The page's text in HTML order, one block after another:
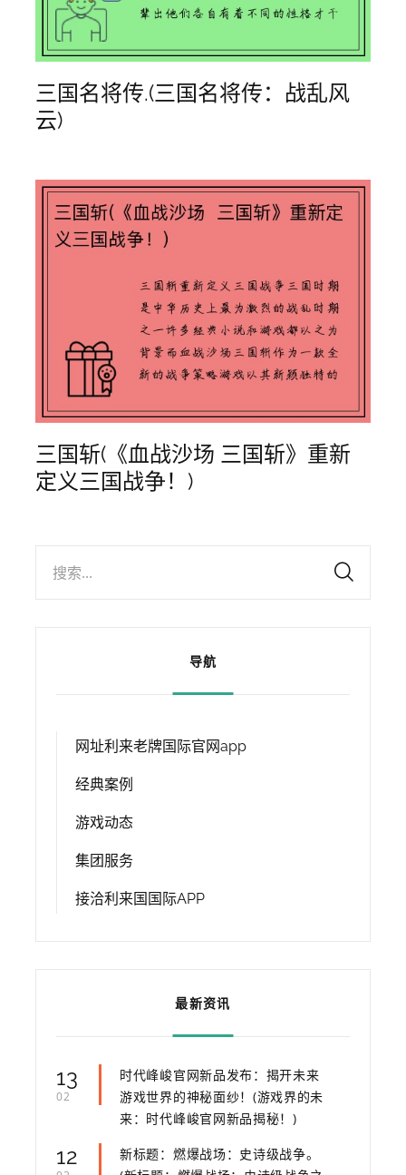
三国名将传.(三国名将传：战乱风
云)
三国斩(《血战沙场 三国斩》重新
定义三国战争！)
搜索...
导航
网址利来老牌国际官网app
经典案例
游戏动态
集团服务
接洽利来国国际APP
最新资讯
13
02
时代峰峻官网新品发布：揭开未来
游戏世界的神秘面纱！(游戏界的未
来：时代峰峻官网新品揭秘！)
12
新标题：燃爆战场：史诗级战争。